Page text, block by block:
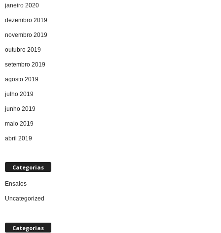
janeiro 2020
dezembro 2019
novembro 2019
outubro 2019
setembro 2019
agosto 2019
julho 2019
junho 2019
maio 2019
abril 2019
Categorias
Ensaios
Uncategorized
Categorias